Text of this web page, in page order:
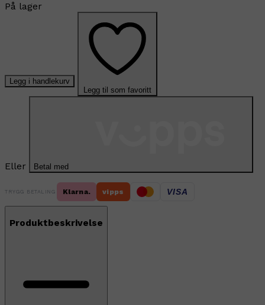
På lager
Legg i handlekurv
Legg til som favoritt
Eller Betal med
TRYGG BETALING Klarna. vipps VISA
Produktbeskrivelse